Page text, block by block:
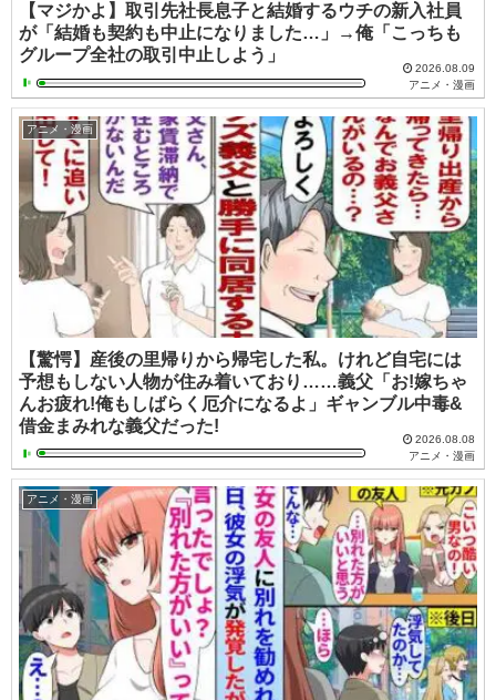
【マジかよ】取引先社長息子と結婚するウチの新入社員
が「結婚も契約も中止になりました…」→俺「こっちも
グループ全社の取引中止しよう」
2026.08.09
アニメ・漫画
アニメ・漫画
【驚愕】産後の里帰りから帰宅した私。けれど自宅には
予想もしない人物が住み着いており……義父「お!嫁ちゃ
んお疲れ!俺もしばらく厄介になるよ」ギャンブル中毒&
借金まみれな義父だった!
2026.08.08
アニメ・漫画
アニメ・漫画